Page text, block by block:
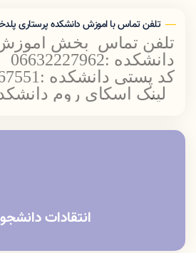
تلفن تماس با اموزش دانشکده پرستاری
تلفن تماس بخش
دانشکده :06632227962
کد پستی دانشکده :6851767551
لینک اسکای روم
poldokhtar.nursing
انتقادات